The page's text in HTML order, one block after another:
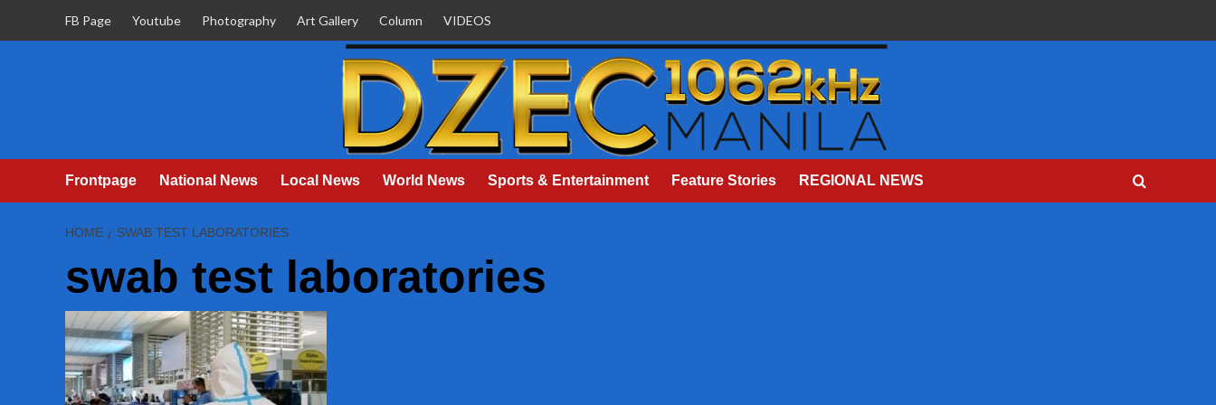
FB Page Youtube Photography Art Gallery Column VIDEOS
Frontpage National News Local News World News Sports & Entertainment Feature Stories REGIONAL NEWS
HOME SWAB TEST LABORATORIES
swab test laboratories